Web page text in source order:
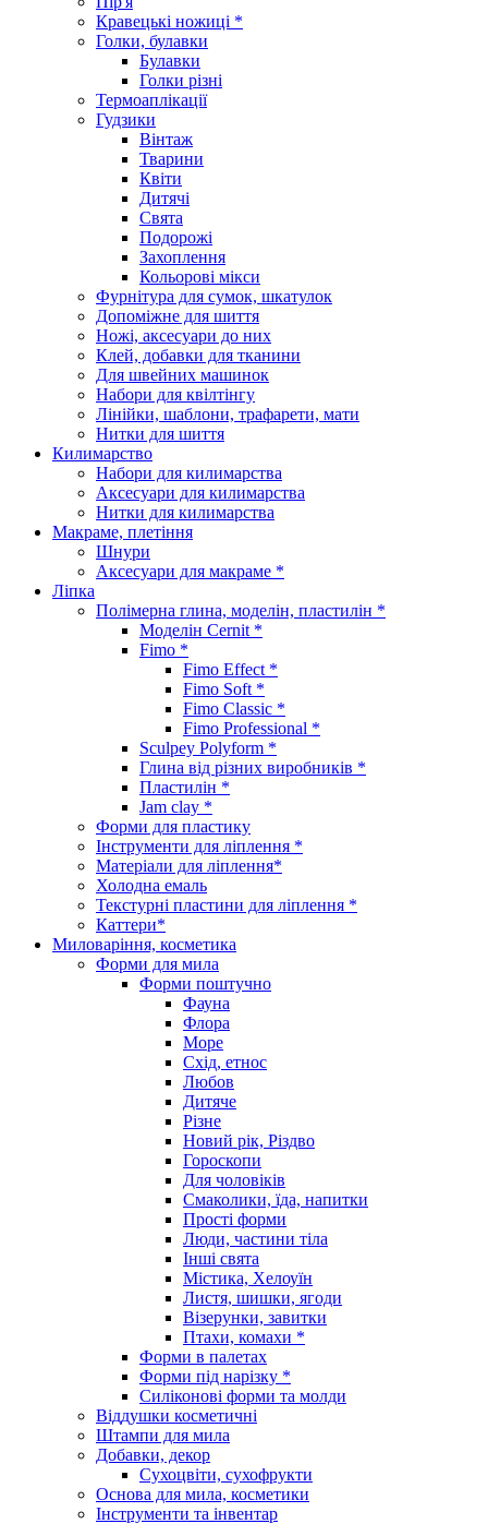
Кравецькі ножиці *
Голки, булавки
Булавки
Голки різні
Термоаплікації
Гудзики
Вінтаж
Тварини
Квіти
Дитячі
Свята
Подорожі
Захоплення
Кольорові мікси
Фурнітура для сумок, шкатулок
Допоміжне для шиття
Ножі, аксесуари до них
Клей, добавки для тканини
Для швейних машинок
Набори для квілтінгу
Лінійки, шаблони, трафарети, мати
Нитки для шиття
Килимарство
Набори для килимарства
Аксесуари для килимарства
Нитки для килимарства
Макраме, плетіння
Шнури
Аксесуари для макраме *
Ліпка
Полімерна глина, моделін, пластилін *
Моделін Cernit *
Fimo *
Fimo Effect *
Fimo Soft *
Fimo Classic *
Fimo Professional *
Sculpey Polyform *
Глина від різних виробників *
Пластилін *
Jam clay *
Форми для пластику
Інструменти для ліплення *
Матеріали для ліплення*
Холодна емаль
Текстурні пластини для ліплення *
Каттери*
Миловаріння, косметика
Форми для мила
Форми поштучно
Фауна
Флора
Море
Схід, етнос
Любов
Дитяче
Різне
Новий рік, Різдво
Гороскопи
Для чоловіків
Смаколики, їда, напитки
Прості форми
Люди, частини тіла
Інші свята
Містика, Хелоуїн
Листя, шишки, ягоди
Візерунки, завитки
Птахи, комахи *
Форми в палетах
Форми під нарізку *
Силіконові форми та молди
Віддушки косметичні
Штампи для мила
Добавки, декор
Сухоцвіти, сухофрукти
Основа для мила, косметики
Інструменти та інвентар